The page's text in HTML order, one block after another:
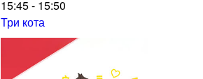
15:45 - 15:50
Три кота